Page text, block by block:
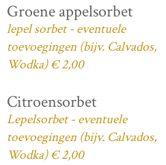
Groene appelsorbet
lepel sorbet - eventuele
toevoegingen (bijv. Calvados,
Wodka) € 2,00
Citroensorbet
Lepelsorbet - eventuele
toevoegingen (bijv. Calvados,
Wodka) € 2,00